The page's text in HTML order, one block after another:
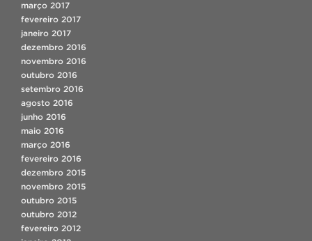
março 2017
fevereiro 2017
janeiro 2017
dezembro 2016
novembro 2016
outubro 2016
setembro 2016
agosto 2016
junho 2016
maio 2016
março 2016
fevereiro 2016
dezembro 2015
novembro 2015
outubro 2015
outubro 2012
fevereiro 2012